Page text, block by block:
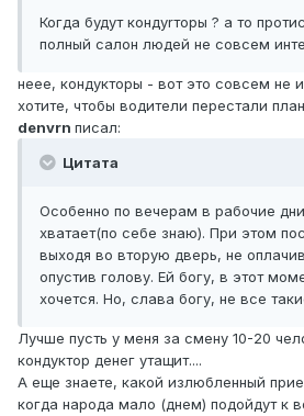
Когда будут кондуrторы ? а то
полный салон людей не совсем
неее, кондукторы - вот это совсем не
хотите, чтобы водители перестали
denvrn писал:
Цитата
Особенно по вечерам в рабочие
хватает(по себе знаю). При этом
выходя во вторую дверь, не
опустив голову. Ей богу, в этот
хочется. Но, слава богу, не все
Лучше пусть у меня за смену 10-20
кондуктор денег утащит....
А еще знаете, какой излюбленный
когда народа мало (днем) подойдут к